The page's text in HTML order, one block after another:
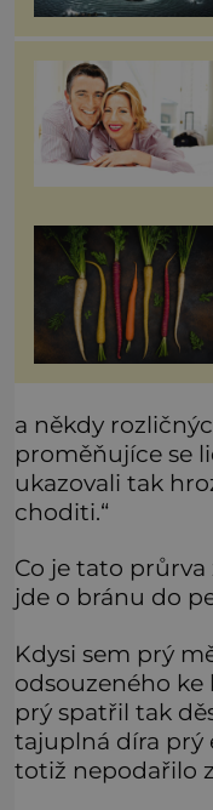
a někdy
proměňujíce se
ukazovali tak
choditi.“
Co je tato
jde o bránu do
Kdysi sem prý
odsouzeného
prý spatřil tak
tajuplná díra prý
totiž nepodařilo